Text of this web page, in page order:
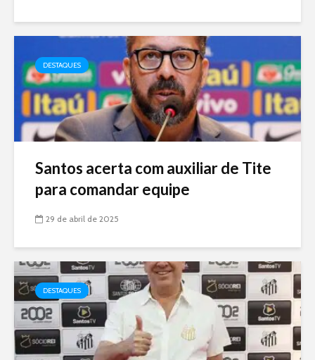
DESTAQUES
Santos acerta com auxiliar de Tite
para comandar equipe
29 de abril de 2025
DESTAQUES